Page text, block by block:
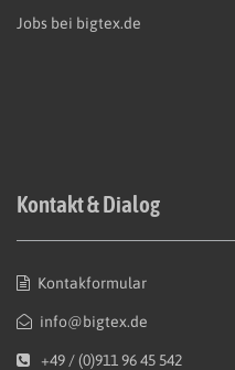
Jobs bei bigtex.de
Kontakt & Dialog
Kontakformular
info@bigtex.de
+49 / (0)911 96 45 542